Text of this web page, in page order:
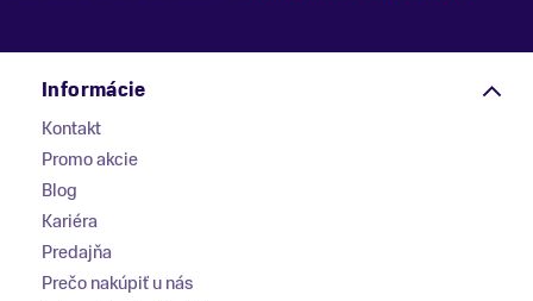
Informácie
Kontakt
Promo akcie
Blog
Kariéra
Predajňa
Prečo nakúpiť u nás